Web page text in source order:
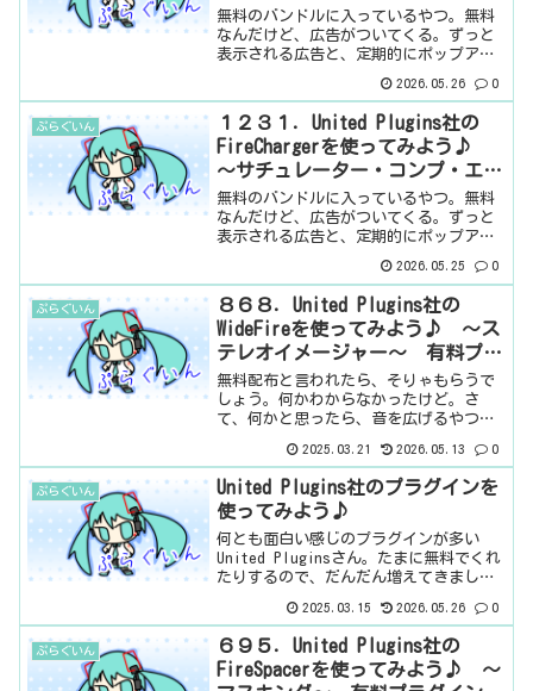
～ 有料プラグイン（無料版あ
り）
無料のバンドルに入っているやつ。無料
なんだけど、広告がついてくる。ずっと
表示される広告と、定期的にポップアッ
えるらしいので、気にならない方は実質
無料です。気になる方はお金を払うと、
広告は消えます。正確には...
2026.05.26 0
ぷらぐいん
１２３１．United Plugins社の
FireChargerを使ってみよう♪
～サチュレーター・コンプ・エキ
スパンダー～ 有料プラグイン
（無料版あり）
無料のバンドルに入っているやつ。無料
なんだけど、広告がついてくる。ずっと
表示される広告と、定期的にポップアッ
えるらしいので、気にならない方は実質
無料です。気になる方はお金を払うと、
広告は消えます。正確には...
2026.05.25 0
ぷらぐいん
８６８．United Plugins社の
WideFireを使ってみよう♪ ～ス
テレオイメージャー～ 有料プラ
グイン
無料配布と言われたら、そりゃもらうで
しょう。何かわからなかったけど。さ
て、何かと思ったら、音を広げるやつで
される。なぜ音を広げるのとサチュレー
ターがくっついてるのか？倍音を加えた
ら、音が広がるってことはな...
2025.03.21 2026.05.13 0
ぷらぐいん
United Plugins社のプラグインを
使ってみよう♪
何とも面白い感じのプラグインが多い
United Pluginsさん。たまに無料でくれ
たりするので、だんだん増えてきまし
United Plugins社のメーカーページ
AutoformerExpanse 3DFi...
2025.03.15 2026.05.26 0
ぷらぐいん
６９５．United Plugins社の
FireSpacerを使ってみよう♪ ～